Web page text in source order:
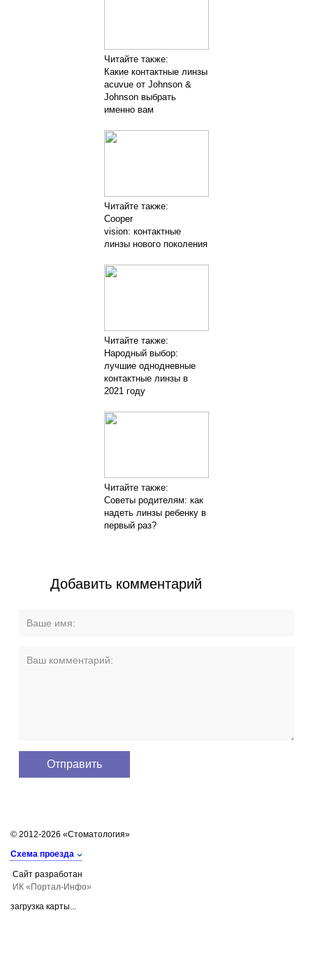
Читайте также:
Какие контактные линзы
acuvue от Johnson &
Johnson выбрать
именно вам
Читайте также:
Cooper
vision: контактные
линзы нового поколения
Читайте также:
Народный выбор:
лучшие однодневные
контактные линзы в
2021 году
Читайте также:
Советы родителям: как
надеть линзы ребенку в
первый раз?
Добавить комментарий
© 2012-2026 «Стоматология»
Схема проезда
Сайт разработан
ИК «Портал-Инфо»
загрузка карты...